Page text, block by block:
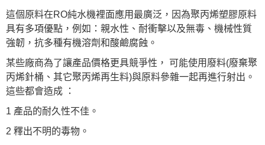
這個原料在RO純水機裡面應用最廣泛，因為聚丙烯塑膠原料
具有多項優點，例如：親水性、耐衝擊以及無毒、機械性質
強韌，抗多種有機溶劑和酸鹼腐蝕。
某些廠商為了讓產品價格更具競爭性， 可能使用廢料(廢棄聚
丙烯針桶、其它聚丙烯再生料)與原料參雜一起再進行射出。
這些都會造成 ：
1 產品的耐久性不佳。
2 釋出不明的毒物。